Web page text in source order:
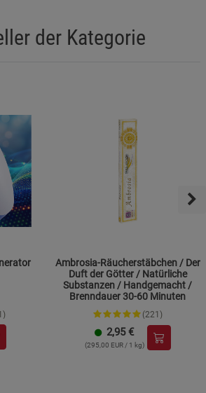
der Kategorie
Ambrosia-Räucherstäbchen / Der
Duft der Götter / Natürliche
Substanzen / Handgemacht /
Brenndauer 30-60 Minuten
(221)
2,95 €
(295,00 EUR / 1 kg)